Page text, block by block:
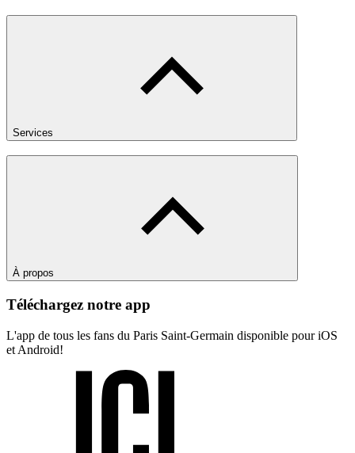
Services
À propos
Téléchargez notre app
L'app de tous les fans du Paris Saint-Germain disponible pour iOS
et Android!